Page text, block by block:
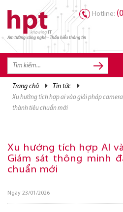
Am tường công nghệ - Thấu hiểu thông tin
Hotline:
trang chủ tin tức
xu hướng tích hợp ai vào giải pháp camera giám sát thông minh đang trở
thành tiêu chuẩn mới
Xu hướng tích hợp AI
Giám sát thông minh
chuẩn mới
Ngày 23/01/2026
TRANG CHỦ
TRANG CHỦ
GIẢI PHÁP
DỊCH VỤ
CƠ HỘI NGHỀ NGHIỆP